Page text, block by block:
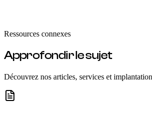
Ressources connexes
Approfondir le sujet
Découvrez nos articles, services et